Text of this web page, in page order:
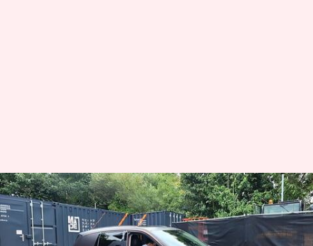
महिंद्रा XUV.e8 इलेक्ट्रिक SUV की
फिर दिखी झलक, सामने आई नई
जानकारी